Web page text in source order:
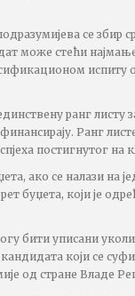
се збир
може стећи
испиту
ранг листу
Ранг
постигнутог
ако се налази на
буџета, који је
бити уписани
који се
од стране Владе